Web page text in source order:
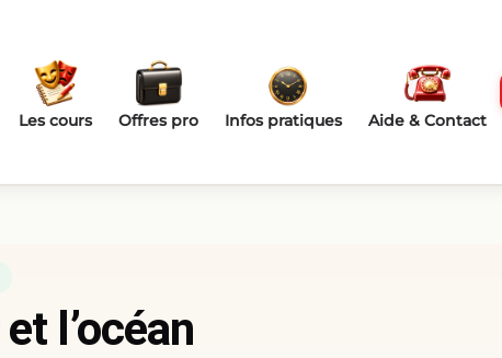
Les cours Offres pro Infos pratiques Aide & Contact
l’océan